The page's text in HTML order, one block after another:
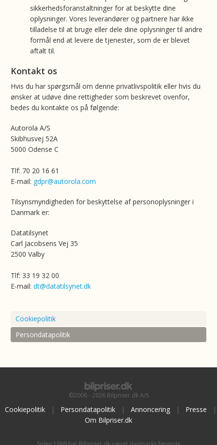
sikkerhedsforanstaltninger for at beskytte dine
oplysninger. Vores leverandører og partnere har ikke
tilladelse til at bruge eller dele dine oplysninger til andre
formål end at levere de tjenester, som de er blevet
aftalt til.
Kontakt os
Hvis du har spørgsmål om denne privatlivspolitik eller hvis du
ønsker at udøve dine rettigheder som beskrevet ovenfor,
bedes du kontakte os på følgende:
Autorola A/S
Skibhusvej 52A
5000 Odense C
Tlf: 70 20 16 61
E-mail: gdpr@autorola.com
Tilsynsmyndigheden for beskyttelse af personoplysninger i
Danmark er:
Datatilsynet
Carl Jacobsens Vej 35
2500 Valby
Tlf: 33 19 32 00
E-mail:dt@datatilsynet.dk
Cookiepolitik
Persondatapolitik
©2006 - 2026 Bilpriser.dk A/S
Cookiepolitik | Persondatapolitik | Annoncering | Presse
|
Om Bilpriser.dk